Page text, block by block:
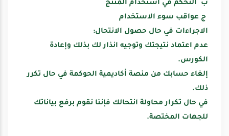
ب التحكم في استخدام المنتج
ج عواقب سوء الاستخدام
الاجراءات في حال حصول الانتحال:
عدم اعتماد نتيجتك وتوجيه انذار لك بذلك وإعادة
الكورس.
إلغاء حسابك من منصة أكاديمية الحوكمة في حال تكرر
ذلك.
في حال تكرار محاولة انتحالك فإننا نقوم برفع بياناتك
للجهات المختصة.